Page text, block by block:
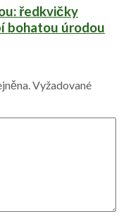
ředkvičky
bohatou úrodou
Vyžadované